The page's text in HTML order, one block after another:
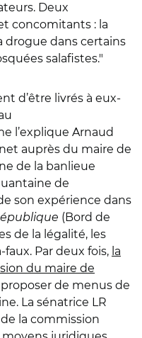
Deux
concomitants : la
drogue dans certains
salafistes."
d’être livrés à eux-
l’explique Arnaud
auprès du maire de
de la banlieue
de
son expérience dans
(Bord de
de la légalité, les
Par deux fois, la
du maire de
de menus de
La sénatrice LR
la commission